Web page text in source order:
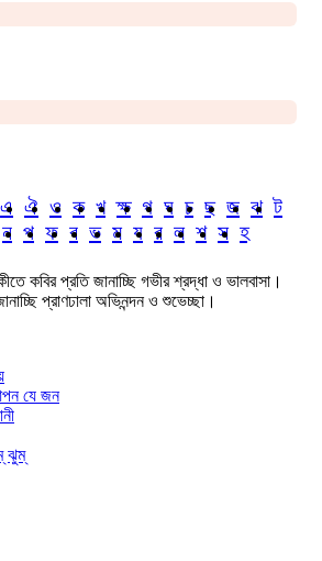
এ ঐ ও ক খ ক্ষ গ ঘ চ ছ জ ঝ ট
ন প ফ ব ভ ম য র ল শ স হ
কবির প্রতি জানাচ্ছি গভীর শ্রদ্ধা ও ভালবাসা।
প্রাণঢালা অভিনন্দন ও শুভেচ্ছা।
যে জন
ঝুম্